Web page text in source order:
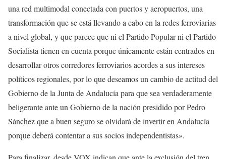
una red multimodal conectada con puertos y aeropuertos, una
transformación que se está llevando a cabo en la redes ferroviarias
a nivel global, y que parece que ni el Partido Popular ni el Partido
Socialista tienen en cuenta porque únicamente están centrados en
desarrollar otros corredores ferroviarios acordes a sus intereses
políticos regionales, por lo que deseamos un cambio de actitud del
Gobierno de la Junta de Andalucía para que sea verdaderamente
beligerante ante un Gobierno de la nación presidido por Pedro
Sánchez que a buen seguro se olvidará de invertir en Andalucía
porque deberá contentar a sus socios independentistas».